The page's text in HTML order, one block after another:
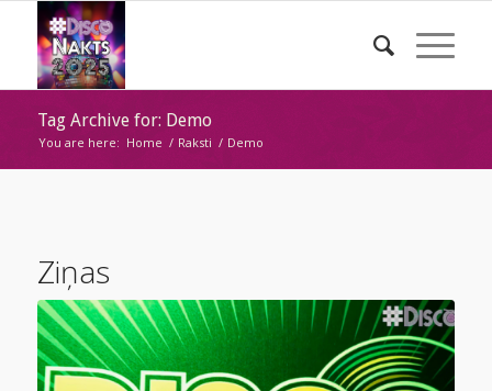
Tag Archive for: Demo
You are here: Home / Raksti / Demo
Ziņas